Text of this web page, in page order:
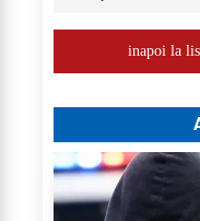
inapoi la